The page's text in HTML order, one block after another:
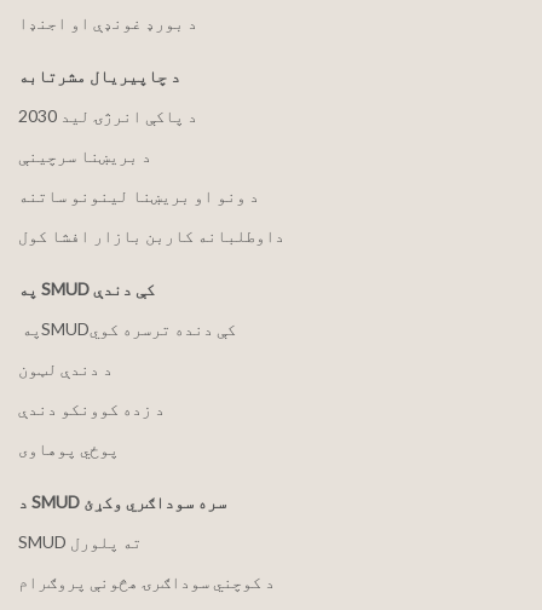
د بورډ غونډې او اجنډا
د چاپیریال مشرتابه
2030 د پاکې انرژۍ لید
د بریښنا سرچینې
د ونو او بریښنا لینونو ساتنه
داوطلبانه کاربن بازار افشا کول
په SMUD کې دندې
په ‏‎SMUD‎‏ کې دنده ترسره کوي
د دندې لټون
د زده کوونکو دندې
پوځي پوهاوی
د SMUD سره سوداګري وکړئ
SMUD ته پلورل
د کوچني سوداګرۍ هڅونې پروګرام